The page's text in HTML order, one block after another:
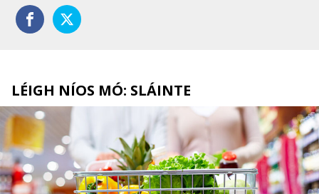
LÉIGH NÍOS MÓ: SLÁINTE